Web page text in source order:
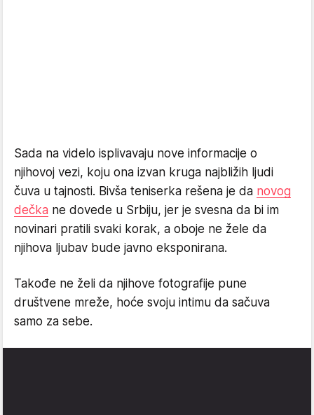
Sada na videlo isplivavaju nove informacije o
njihovoj vezi, koju ona izvan kruga najbližih ljudi
čuva u tajnosti. Bivša teniserka rešena je da novog
dečka ne dovede u Srbiju, jer je svesna da bi im
novinari pratili svaki korak, a oboje ne žele da
njihova ljubav bude javno eksponirana.
Takođe ne želi da njihove fotografije pune
društvene mreže, hoće svoju intimu da sačuva
samo za sebe.